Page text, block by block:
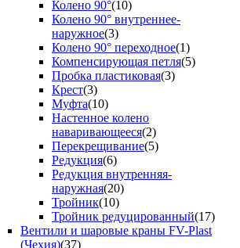
Колено 90°(10)
Колено 90° внутреннее-
наружное(3)
Колено 90° переходное(1)
Компенсирующая петля(5)
Пробка пластиковая(3)
Крест(3)
Муфта(10)
Настенное колено
наваривающееся(2)
Перекрещивание(5)
Редукция(6)
Редукция внутренняя-
наружная(20)
Тройник(10)
Тройник редуцированный(17)
Вентили и шаровые краны FV-Plast
(Чехия)(37)